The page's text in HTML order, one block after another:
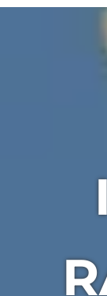
anche